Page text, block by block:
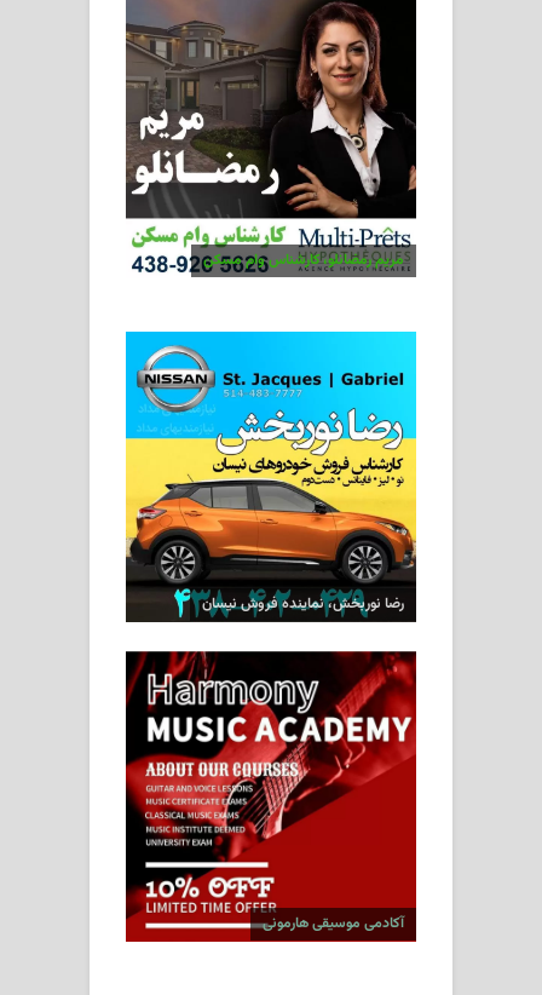
مریم رمضانلو، کارشناس وام مسکن
رضا نوربخش، نماینده فروش نیسان
آکادمی موسیقی هارمونی